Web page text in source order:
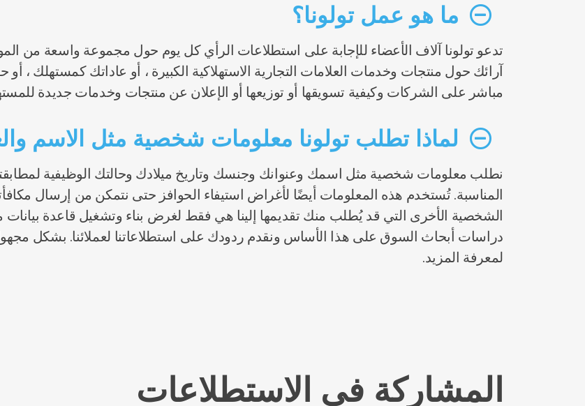
ما هو عمل تولونا؟
تدعو تولونا آلاف الأعضاء للإجابة على استطلاعات الرأي كل يوم حول مجموعة واسعة من
آرائك حول منتجات وخدمات العلامات التجارية الاستهلاكية الكبيرة ، أو عاداتك كمستهلك ،
مباشر على الشركات وكيفية تسويقها أو توزيعها أو الإعلان عن منتجات وخدمات جديدة
لماذا تطلب تولونا معلومات شخصية مثل الاسم
نطلب معلومات شخصية مثل اسمك وعنوانك وجنسك وتاريخ ميلادك وحالتك الوظيفية
المناسبة. تُستخدم هذه المعلومات أيضًا لأغراض استيفاء الحوافز حتى نتمكن من إرسال
الشخصية الأخرى التي قد يُطلب منك تقديمها إلينا هي فقط لغرض بناء وتشغيل قاعدة بيانات
دراسات أبحاث السوق على هذا الأساس ونقدم ردودك على استطلاعاتنا لعملائنا. بشكل
لمعرفة المزيد.
المشاركة في الاستطلاعات